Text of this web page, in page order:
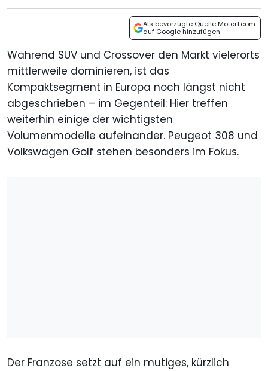
Als bevorzugte Quelle Motor1.com
auf Google hinzufügen
Während SUV und Crossover den Markt vielerorts
mittlerweile dominieren, ist das
Kompaktsegment in Europa noch längst nicht
abgeschrieben – im Gegenteil: Hier treffen
weiterhin einige der wichtigsten
Volumenmodelle aufeinander. Peugeot 308 und
Volkswagen Golf stehen besonders im Fokus.
Der Franzose setzt auf ein mutiges, kürzlich